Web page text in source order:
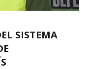
SISTEMA